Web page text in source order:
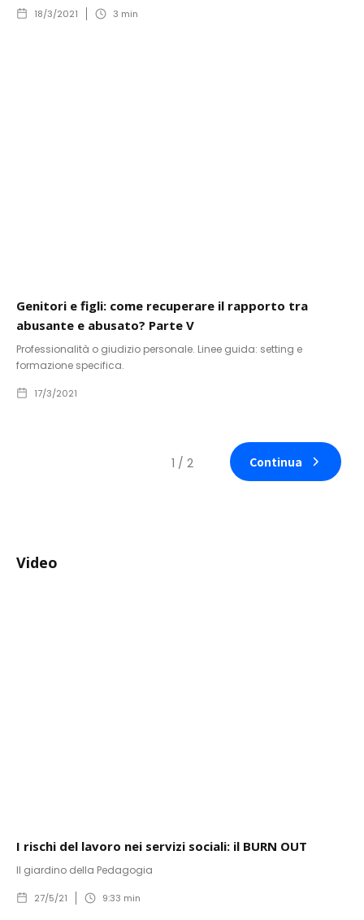
18/3/2021 3 min
Genitori e figli: come recuperare il rapporto tra
abusante e abusato? Parte V
Professionalità o giudizio personale. Linee guida: setting e
formazione specifica.
17/3/2021
1 / 2 Continua
Video
I rischi del lavoro nei servizi sociali: il BURN OUT
Il giardino della Pedagogia
27/5/21 9:33 min